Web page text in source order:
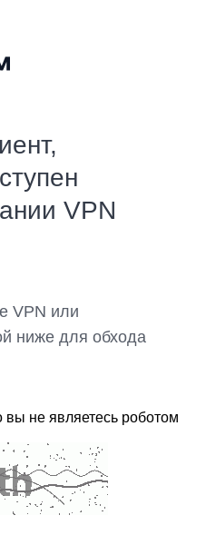
VPN
VPN или
ниже для обхода
вы не являетесь роботом